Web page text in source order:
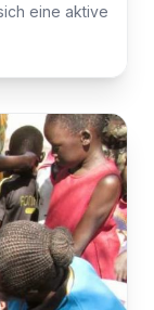
eine aktive